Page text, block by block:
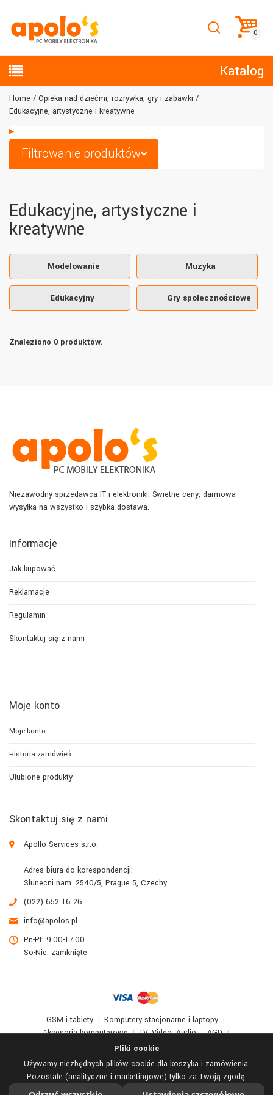
Pliki cookie
Używamy niezbędnych plików cookie dla koszyka i zamówienia.
Pozostałe (analityczne i marketingowe) tylko za Twoją zgodą.
Katalog
Home
Opieka nad dziećmi, rozrywka, gry i zabawki
Edukacyjne, artystyczne i kreatywne
Filtrowanie produktów
Edukacyjne, artystyczne i
kreatywne
Modelowanie Muzyka
Edukacyjny Gry społecznościowe
Znaleziono 0 produktów.
Niezawodny sprzedawca IT i elektroniki. Świetne ceny, darmowa
wysyłka na wszystko i szybka dostawa.
Informacje
Jak kupować
Reklamacje
Regulamin
Skontaktuj się z nami
Moje konto
Moje konto
Historia zamówień
Ulubione produkty
Skontaktuj się z nami
Apollo Services s.r.o.
Adres biura do korespondencji:
Slunecni nam. 2540/5, Prague 5, Czechy
(022) 652 16 26
info@apolos.pl
Pn-Pt: 9.00-17.00
So-Nie: zamknięte
GSM i tablety
Komputery stacjonarne i laptopy
Akcesoria komputerowe
TV, Video, Audio
AGD
Warsztat i hobby
Gry i zabawki
© 2017-2026Apollo Multimedia . All Rights Reserved.